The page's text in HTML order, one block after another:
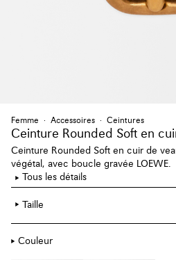
Femme Accessoires Ceintures
Ceinture Rounded Soft en
Ceinture Rounded Soft en cuir de
végétal, avec boucle gravée LOEWE.
Tous les détails
Taille
Couleur